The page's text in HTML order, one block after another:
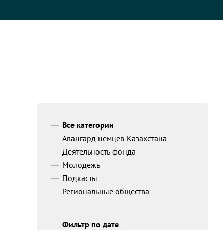
Все категории
Авангард немцев Казахстана
Деятельность фонда
Молодежь
Подкасты
Региональные общества
Фильтр по дате